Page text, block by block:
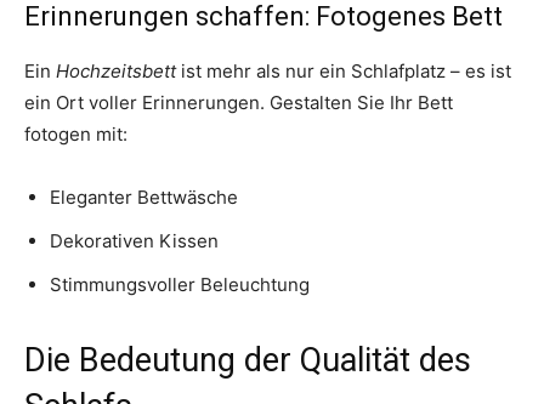
Erinnerungen schaffen: Fotogenes Bett
Ein Hochzeitsbettist mehr als nur ein Schlafplatz – es ist
ein Ort voller Erinnerungen. Gestalten Sie Ihr Bett
fotogen mit:
Eleganter Bettwäsche
Dekorativen Kissen
Stimmungsvoller Beleuchtung
Die Bedeutung der Qualität des